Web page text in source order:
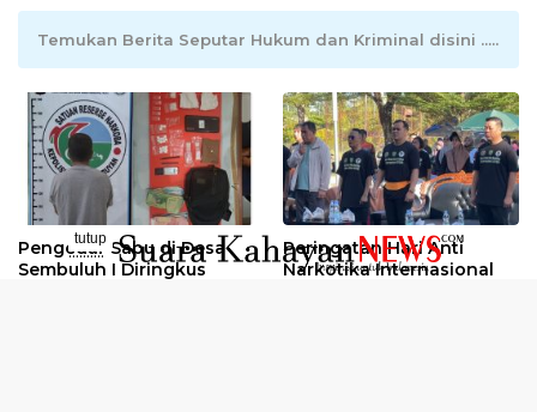
Temukan Berita Seputar Hukum dan Kriminal disini .....
Pengedar Sabu di Desa
Sembuluh I Diringkus
Peringatan Hari Anti
Narkotika Internasional
tutup
..........